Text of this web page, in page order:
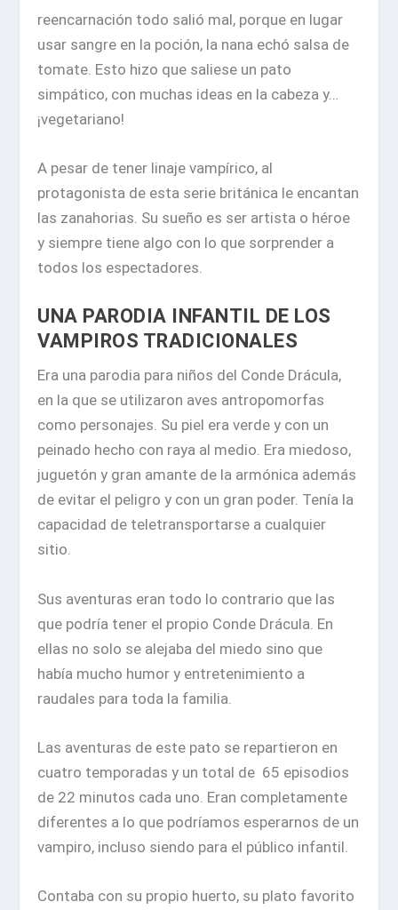
reencarnación todo salió mal, porque en lugar
usar sangre en la poción, la nana echó salsa de
tomate. Esto hizo que saliese un pato
simpático, con muchas ideas en la cabeza y…
¡vegetariano!
A pesar de tener linaje vampírico, al
protagonista de esta serie británica le encantan
las zanahorias. Su sueño es ser artista o héroe
y siempre tiene algo con lo que sorprender a
todos los espectadores.
UNA PARODIA INFANTIL DE LOS
VAMPIROS TRADICIONALES
Era una parodia para niños del Conde Drácula,
en la que se utilizaron aves antropomorfas
como personajes. Su piel era verde y con un
peinado hecho con raya al medio. Era miedoso,
juguetón y gran amante de la armónica además
de evitar el peligro y con un gran poder. Tenía la
capacidad de teletransportarse a cualquier
sitio.
Sus aventuras eran todo lo contrario que las
que podría tener el propio Conde Drácula. En
ellas no solo se alejaba del miedo sino que
había mucho humor y entretenimiento a
raudales para toda la familia.
Las aventuras de este pato se repartieron en
cuatro temporadas y un total de 65 episodios
de 22 minutos cada uno. Eran completamente
diferentes a lo que podríamos esperarnos de un
vampiro, incluso siendo para el público infantil.
Contaba con su propio huerto, su plato favorito